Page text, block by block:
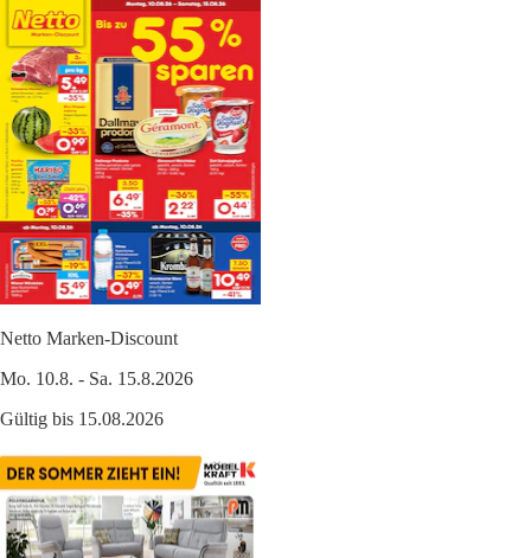
Netto Marken-Discount
Mo. 10.8. - Sa. 15.8.2026
Gültig bis 15.08.2026